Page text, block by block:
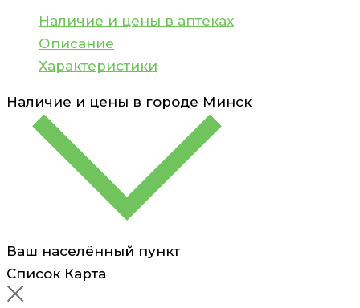
смазкой
Durex
шт
Наличие и цены в аптеках
Описание
Характеристики
Наличие и цены в городе Минск
Ваш населённый пункт
Список Карта